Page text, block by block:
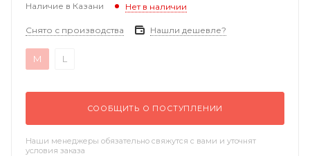
Наличие в Казани Нет в наличии
Снято с производства Нашли дешевле?
M L
СООБЩИТЬ О ПОСТУПЛЕНИИ
Наши менеджеры обязательно свяжутся с вами и уточнят
условия заказа